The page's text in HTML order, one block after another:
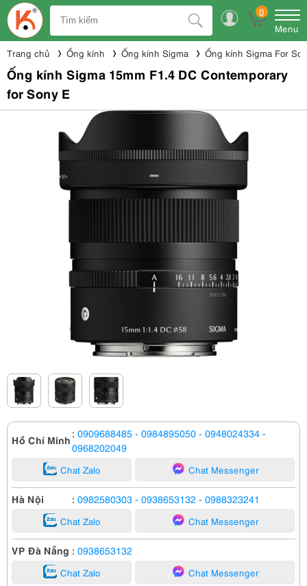
0
Menu
Trang chủ Ống kính Ống kính Sigma Ống kính Sigma For
Ống kính Sigma 15mm F1.4 DC Contemporary
for Sony E
Hồ Chí Minh : 0909688485 - 0984895050 - 0948024334 -
0968202049
Chat Zalo Chat Messenger
Hà Nội : 0982580303 - 0938653132 - 0988323241
Chat Zalo Chat Messenger
VP Đà Nẵng : 0938653132
Chat Zalo Chat Messenger